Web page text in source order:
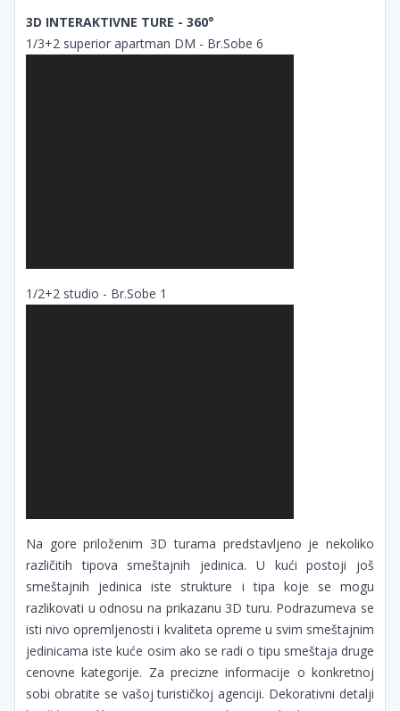
3D INTERAKTIVNE TURE - 360°
1/3+2 superior apartman DM - Br.Sobe 6
1/2+2 studio - Br.Sobe 1
Na gore priloženim 3D turama predstavljeno je nekoliko
različitih tipova smeštajnih jedinica. U kući postoji još
smeštajnih jedinica iste strukture i tipa koje se mogu
razlikovati u odnosu na prikazanu 3D turu. Podrazumeva se
isti nivo opremljenosti i kvaliteta opreme u svim smeštajnim
jedinicama iste kuće osim ako se radi o tipu smeštaja druge
cenovne kategorije. Za precizne informacije o konkretnoj
sobi obratite se vašoj turističkoj agenciji. Dekorativni detalji